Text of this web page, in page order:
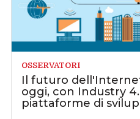
OSSERVATORI
Il futuro
oggi, con Industry
piattaforme di